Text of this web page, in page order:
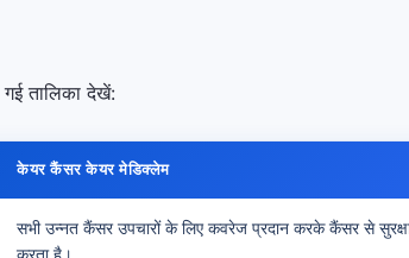
तालिका देखें:
केयर कैंसर केयर मेडिक्लेम
सभी उन्नत कैंसर उपचारों के लिए कवरेज प्रदान करके कैंसर से
करता है।